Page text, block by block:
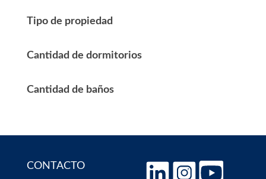
Tipo de propiedad
Cantidad de dormitorios
Cantidad de baños
CONTACTO